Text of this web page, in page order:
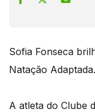
Sofia Fonseca
Natação Adaptada.
A atleta do Clube